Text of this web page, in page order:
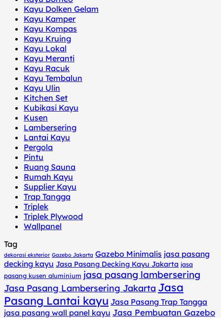
Kayu Dolken Gelam
Kayu Kamper
Kayu Kompas
Kayu Kruing
Kayu Lokal
Kayu Meranti
Kayu Racuk
Kayu Tembalun
Kayu Ulin
Kitchen Set
Kubikasi Kayu
Kusen
Lambersering
Lantai Kayu
Pergola
Pintu
Ruang Sauna
Rumah Kayu
Supplier Kayu
Trap Tangga
Triplek
Triplek Plywood
Wallpanel
Tag
dekorasi eksterior Gazebo Jakarta Gazebo Minimalis jasa pasang
decking kayu Jasa Pasang Decking Kayu Jakarta jasa
pasang kusen aluminium jasa pasang lambersering
Jasa Pasang Lambersering Jakarta Jasa
Pasang Lantai kayu Jasa Pasang Trap Tangga
jasa pasang wall panel kayu Jasa Pembuatan Gazebo